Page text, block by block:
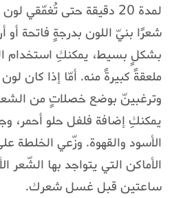
لمدة 20 دقيقة حتى
شعرًا بنيّ اللون بدرجةٍ فاتحة
بشكلٍ بسيط، يمكنكِ استخدام
ملعقةً كبيرةً منه. أمّا إذا كان
وترغبينّ بوضع خصلاتٍ من الشعر
يمكنكِ إضافة فلفل حلو أحمر،
الأسود والقهوة. وزّعي الخلطة
الأماكن التي يتواجد بها الشّعر
ساعتين قبل غسل شعرك.